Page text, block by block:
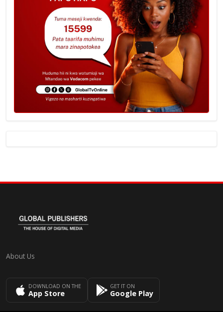
About Us
DOWNLOAD ON THE
App Store
GET IT ON
Google Play